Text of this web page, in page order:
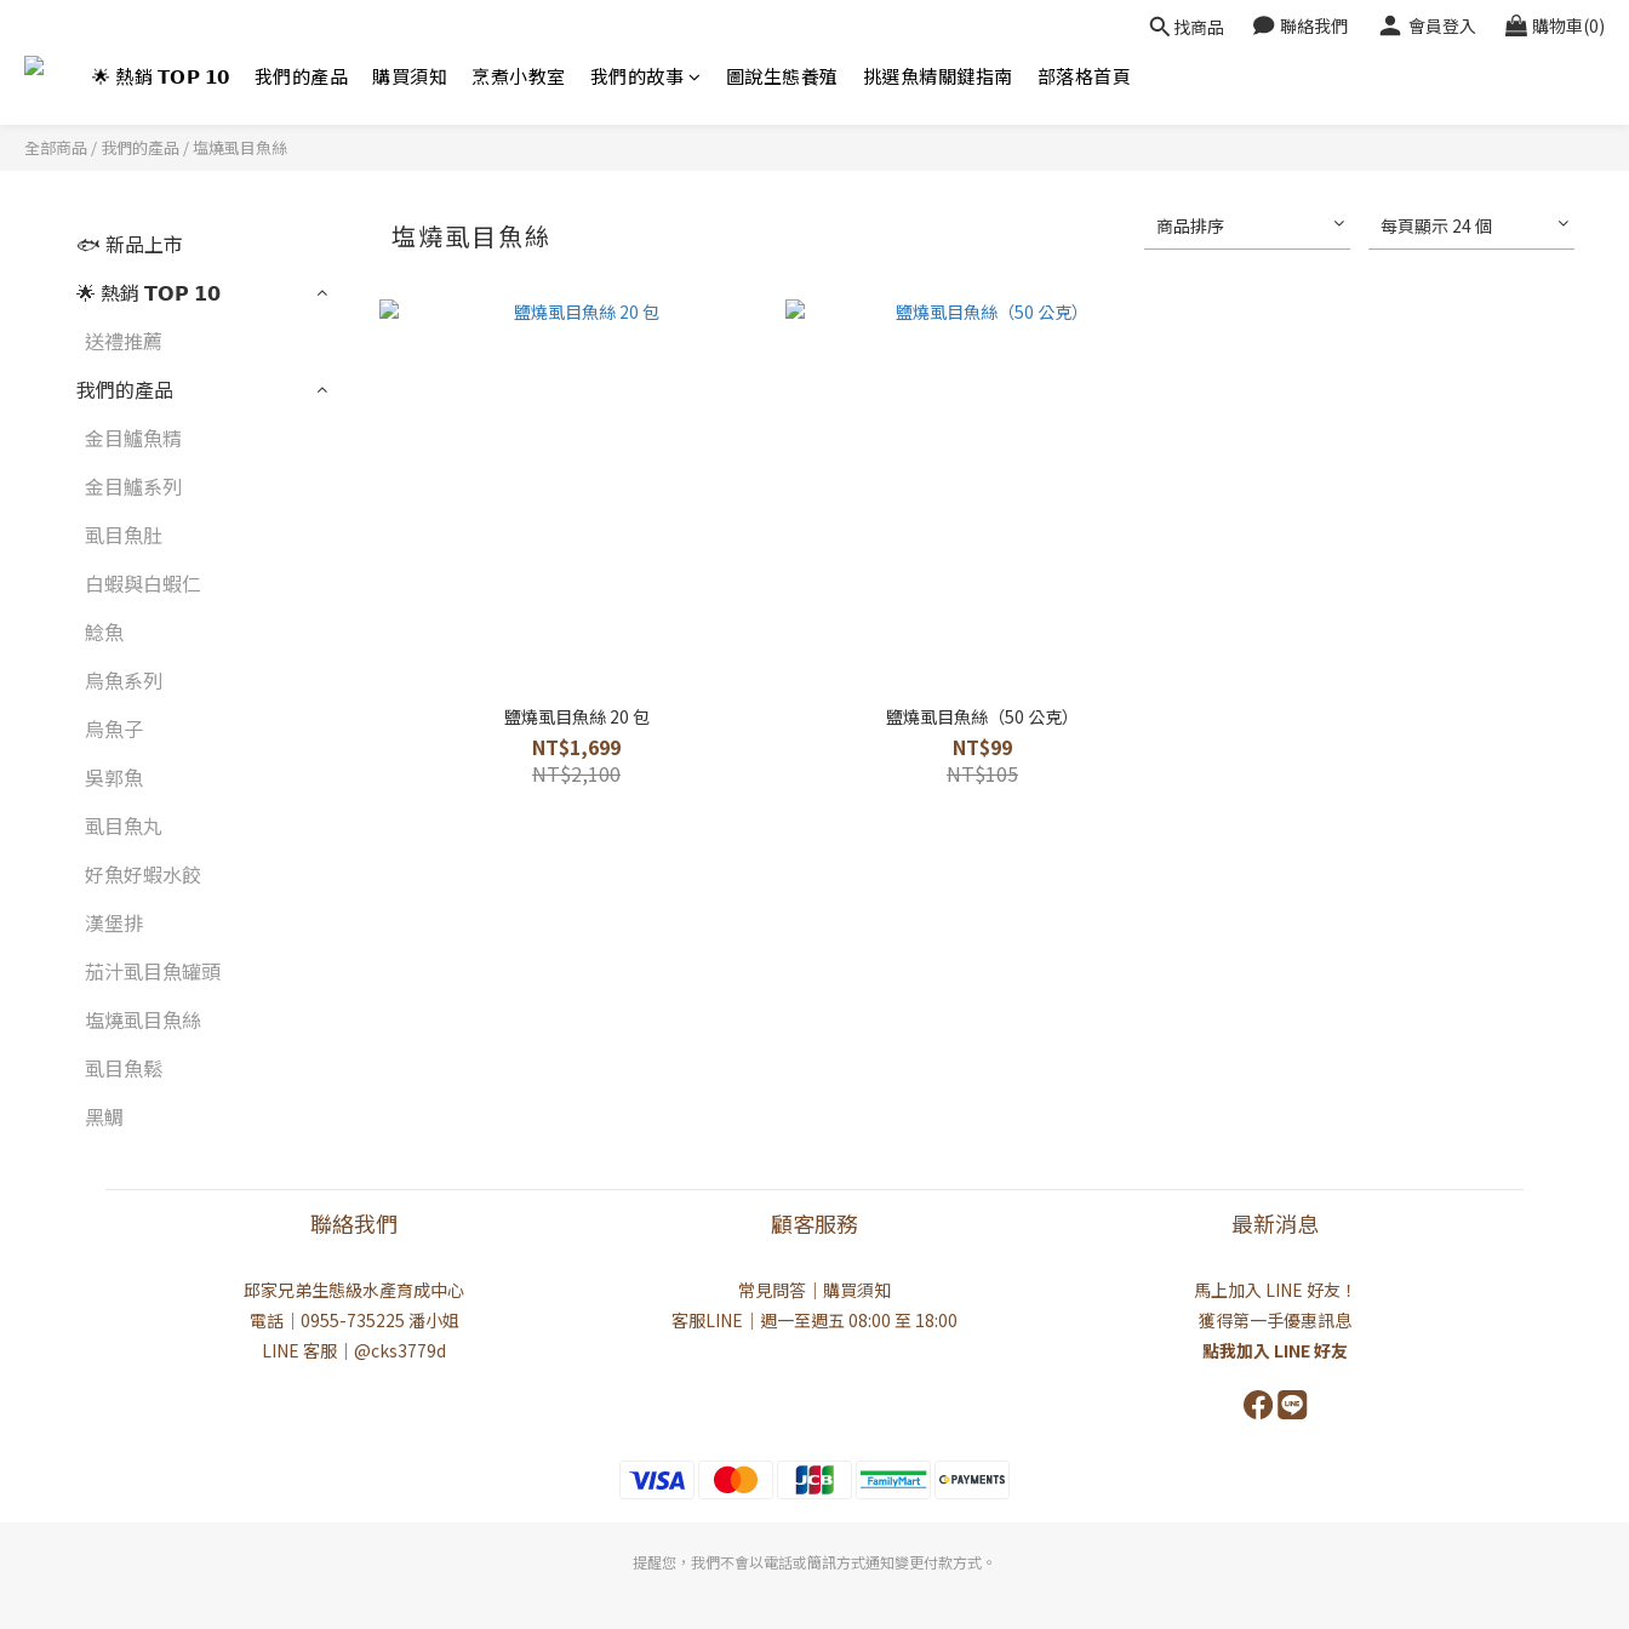
找商品 聯絡我們 會員登入 購物車(0)
🌟 熱銷 𝗧𝗢𝗣 𝟭𝟬 我們的產品 購買須知 烹煮小教室 我們的故事 圖說生態養殖 挑選魚精關鍵指南 部落格首頁
全部商品 / 我們的產品 /塩燒虱目魚絲
🐟 新品上市
🌟 熱銷 𝗧𝗢𝗣 𝟭𝟬
送禮推薦
我們的產品
金目鱸魚精
金目鱸系列
虱目魚肚
白蝦與白蝦仁
鯰魚
烏魚系列
烏魚子
吳郭魚
虱目魚丸
好魚好蝦水餃
漢堡排
茄汁虱目魚罐頭
塩燒虱目魚絲
虱目魚鬆
黑鯛
塩燒虱目魚絲 商品排序 每頁顯示 24 個
鹽燒虱目魚絲 20 包
NT$1,699
NT$2,100
鹽燒虱目魚絲（50 公克）
NT$99
NT$105
聯絡我們
邱家兄弟生態級水產育成中心
電話｜0955-735225 潘小姐
LINE 客服｜@cks3779d
顧客服務
常見問答｜購買須知
客服LINE ｜週一至週五 08:00 至 18:00
最新消息
馬上加入 LINE 好友！
獲得第一手優惠訊息
點我加入 LINE 好友
提醒您，我們不會以電話或簡訊方式通知變更付款方式。